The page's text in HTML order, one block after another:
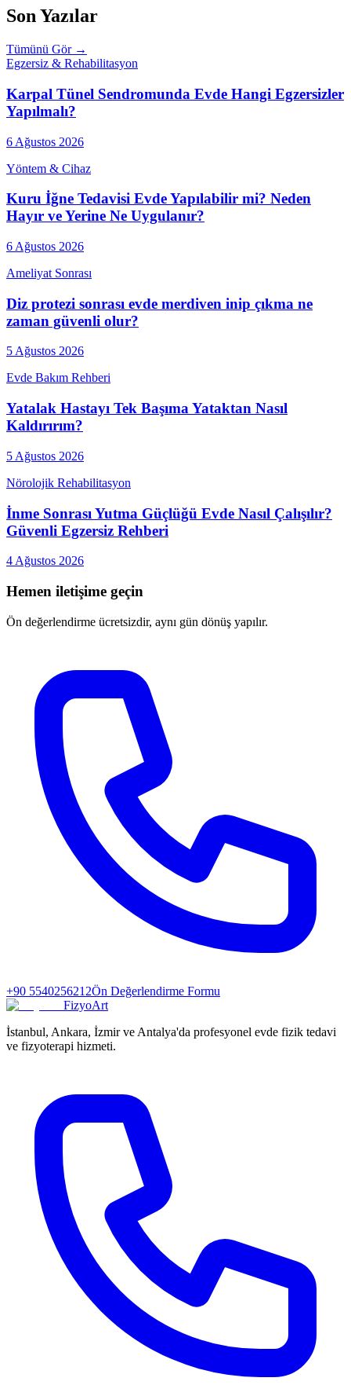
Son Yazılar
Tümünü Gör →
Egzersiz & Rehabilitasyon
Karpal Tünel Sendromunda Evde Hangi Egzersizler
Yapılmalı?
6 Ağustos 2026
Yöntem & Cihaz
Kuru İğne Tedavisi Evde Yapılabilir mi? Neden
Hayır ve Yerine Ne Uygulanır?
6 Ağustos 2026
Ameliyat Sonrası
Diz protezi sonrası evde merdiven inip çıkma ne
zaman güvenli olur?
5 Ağustos 2026
Evde Bakım Rehberi
Yatalak Hastayı Tek Başıma Yataktan Nasıl
Kaldırırım?
5 Ağustos 2026
Nörolojik Rehabilitasyon
İnme Sonrası Yutma Güçlüğü Evde Nasıl Çalışılır?
Güvenli Egzersiz Rehberi
4 Ağustos 2026
Hemen iletişime geçin
Ön değerlendirme ücretsizdir, aynı gün dönüş yapılır.
+90 5540256212Ön Değerlendirme Formu
FizyoArt
İstanbul, Ankara, İzmir ve Antalya'da profesyonel evde fizik tedavi
ve fizyoterapi hizmeti.